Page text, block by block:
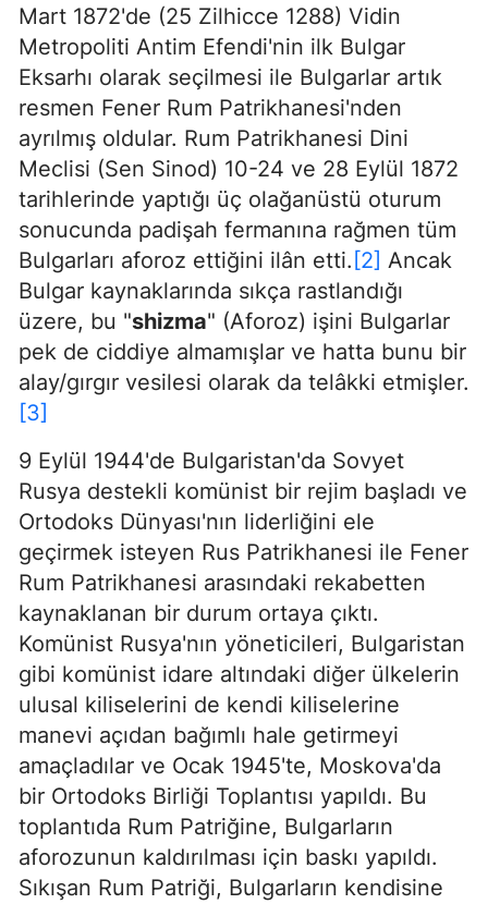
Mart 1872'de (25 Zilhicce 1288) Vidin
Metropoliti Antim Efendi'nin ilk Bulgar
Eksarhı olarak seçilmesi ile Bulgarlar artık
resmen Fener Rum Patrikhanesi'nden
ayrılmış oldular. Rum Patrikhanesi Dini
Meclisi (Sen Sinod) 10-24 ve 28 Eylül 1872
tarihlerinde yaptığı üç olağanüstü oturum
sonucunda padişah fermanına rağmen tüm
Bulgarları aforoz ettiğini ilân etti. [2] Ancak
Bulgar kaynaklarında sıkça rastlandığı
üzere, bu "shizma" (Aforoz) işini Bulgarlar
pek de ciddiye almamışlar ve hatta bunu bir
alay/gırgır vesilesi olarak da telâkki etmişler.
[3]
9 Eylül 1944'de Bulgaristan'da Sovyet
Rusya destekli komünist bir rejim başladı ve
Ortodoks Dünyası'nın liderliğini ele
geçirmek isteyen Rus Patrikhanesi ile Fener
Rum Patrikhanesi arasındaki rekabetten
kaynaklanan bir durum ortaya çıktı.
Komünist Rusya'nın yöneticileri, Bulgaristan
gibi komünist idare altındaki diğer ülkelerin
ulusal kiliselerini de kendi kiliselerine
manevi açıdan bağımlı hale getirmeyi
amaçladılar ve Ocak 1945'te, Moskova'da
bir Ortodoks Birliği Toplantısı yapıldı. Bu
toplantıda Rum Patriğine, Bulgarların
aforozunun kaldırılması için baskı yapıldı.
Sıkışan Rum Patriği, Bulgarların kendisine